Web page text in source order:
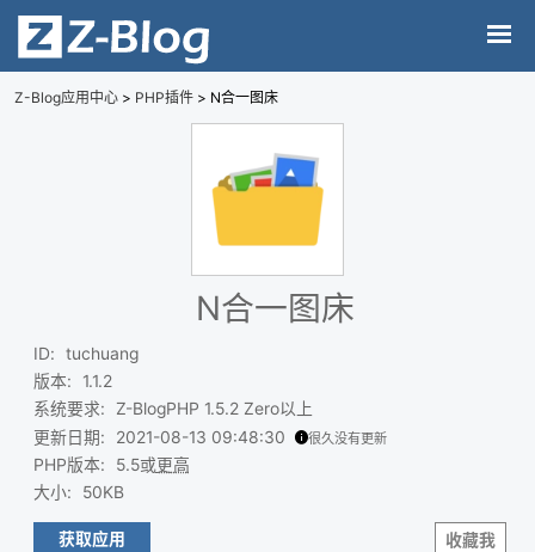
Z-Blog应用中心 > PHP插件 > N合一图床
N合一图床
ID:
tuchuang
版本:
1.1.2
系统要求:
Z-BlogPHP 1.5.2 Zero以上
更新日期: 2021-08-13 09:48:30 很久没有更新
PHP版本: 5.5或更高
大小: 50KB
收藏我
获取应用